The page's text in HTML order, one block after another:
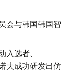
会与韩国韩国智
入选者、
夫成功研发出仿